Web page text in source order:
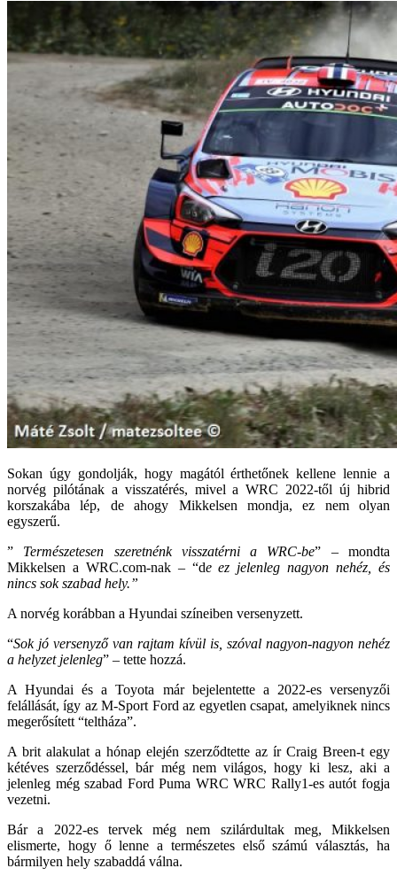
Sokan úgy gondolják, hogy magától érthetőnek kellene lennie a
norvég pilótának a visszatérés, mivel a WRC 2022-től új hibrid
korszakába lép, de ahogy Mikkelsen mondja, ez nem olyan
egyszerű.
” Természetesen szeretnénk visszatérni a WRC-be” – mondta
Mikkelsen a WRC.com-nak – “de ez jelenleg nagyon nehéz, és
nincs sok szabad hely.”
A norvég korábban a Hyundai színeiben versenyzett.
“Sok jó versenyző van rajtam kívül is, szóval nagyon-nagyon nehéz
a helyzet jelenleg” – tette hozzá.
A Hyundai és a Toyota már bejelentette a 2022-es versenyzői
felállását, így az M-Sport Ford az egyetlen csapat, amelyiknek nincs
megerősített “teltháza”.
A brit alakulat a hónap elején szerződtette az ír Craig Breen-t egy
kétéves szerződéssel, bár még nem világos, hogy ki lesz, aki a
jelenleg még szabad Ford Puma WRC WRC Rally1-es autót fogja
vezetni.
Bár a 2022-es tervek még nem szilárdultak meg, Mikkelsen
elismerte, hogy ő lenne a természetes első számú választás, ha
bármilyen hely szabaddá válna.